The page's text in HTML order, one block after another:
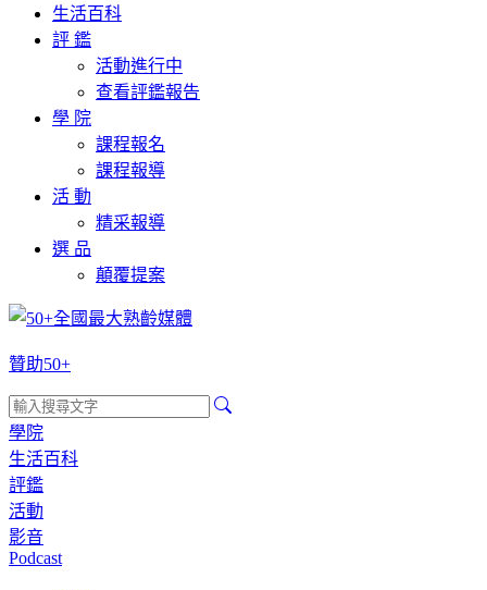
生活百科
評 鑑
活動進行中
查看評鑑報告
學 院
課程報名
課程報導
活 動
精采報導
選 品
顛覆提案
贊助50+
學院
生活百科
評鑑
活動
影音
Podcast